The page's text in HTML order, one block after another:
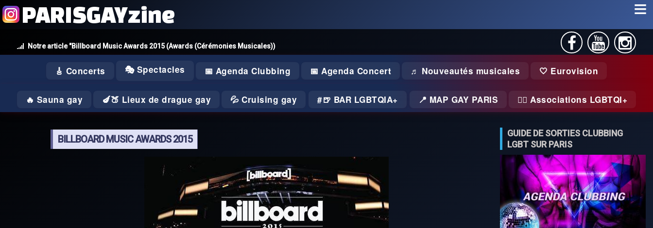
Notre article "Billboard Music Awards 2015 (Awards (Cérémonies Musicales))
PARISGAYzine
🎸 Concerts 🎭 Spectacles 📅 Agenda Clubbing 📅 Agenda Concert ♬ Nouveautés musicales 🤍 Eurovision
🔥 Sauna gay 🍆🍑 Lieux de drague gay 💦 Cruising gay 🍺 BAR LGBTQIA+ 📍 MAP GAY PARIS 🏃‍♂️ Associations LGBTQI+
BILLBOARD MUSIC AWARDS 2015
GUIDE DE SORTIES CLUBBING
LGBT SUR PARIS